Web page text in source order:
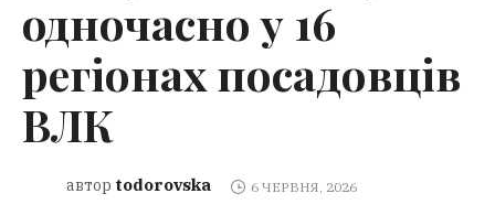
одночасно у 16
регіонах посадовців
ВЛК
автор todorovska 6 ЧЕРВНЯ, 2026